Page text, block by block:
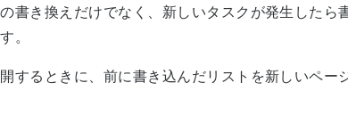
書き換えだけでなく、新しいタスクが発生したら
。
するときに、前に書き込んだリストを新しいペー